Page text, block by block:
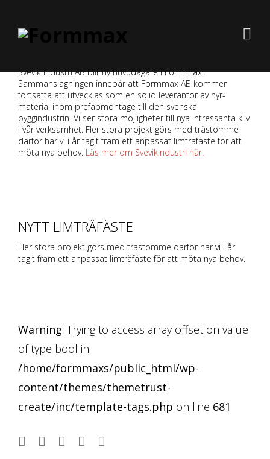
Svevik Industri AB blir ny huvudägare i Formmax.
Sammanslagningen innebär att Formmax AB kommer
fortsätta att utvecklas som en solid leverantör av hyr-
material inom prefabmontage till den svenska
byggindustrin. Vi ser stora möjligheter till nya intressanta kliv
i vår verksamhet. Fler stora projekt görs med trästomme
därför har vi i år tagit fram ett anpassat limträfäste för att
möta nya behov. Läs mer om Svevikindustri här.
NYTT LIMTRÄFÄSTE
Fler stora projekt görs med trästomme därför har vi i år
tagit fram ett anpassat limträfäste för att möta nya behov.
Warning: Trying to access array offset on value
of type bool in
/home/formmaxs/public_html/wp-
content/themes/themetrust-
create/inc/template-tags.php on line 681